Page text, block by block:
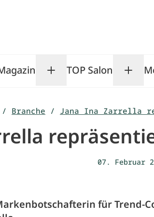
Toggle Magazin
TOP Salon
/ Branche / Jana Ina Zarrella
07. Februar
für Trend-